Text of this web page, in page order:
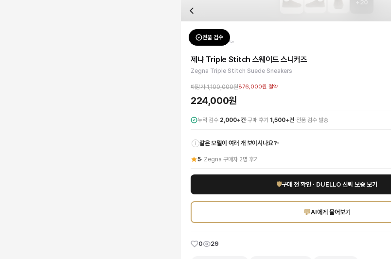
전문 스태프가 실물 상품을 직접 확인한 후 검수 사진을 제공합니다. 가죽 재질, 로고 각인, 스티치 간격, 하드웨어 색상, 내부 마감을 확인하며, 상품
수령 후 7일 이내 신청하시면 상품 하자, 사이즈 불일치, 고객 변심 모두 교환·반품이 가능합니다. 고객 변심 시 반품 배송비는 고객 부담이며, 상품 하
네, 쿠폰과 적립금을 결제 시 함께 사용하실 수 있습니다. 적립금은 1,000원 이상부터 사용 가능합니다.
대부분 정사이즈로 제작되나 모델에 따라 차이가 있을 수 있습니다. mm 기준 사이즈를 참고하시고, 궁금하신 경우 카카오톡 1:1 상담으로 문의해 주세
제냐(Zegna) Triple Stitch 스웨이드 스니커즈는 이탈리아 장인 정신과 현대적인 감각이 완벽하게 조화를 이룬 남성 신발입니다. 부드러운 카키
을 DUELLO에서 만나보세요. 고퀄리티 하이엔드 인증 상품. 무료배송.
+ 20
전품 검수
Zegna스니커즈
제냐 Triple Stitch 스웨이드 스니커즈
Zegna Triple Stitch Suede Sneakers
매장가1,100,000원876,000원 절약
224,000원
누적 검수 2,000+건·구매 후기 1,500+건· 전품 검수 발송
i 같은 모델이 여러 개 보이시나요?▾
5· Zegna 구매자 2명 후기
🛡구매 전 확인 · DUELLO 신뢰 보증 보기
💬AI에게 물어보기
0 29